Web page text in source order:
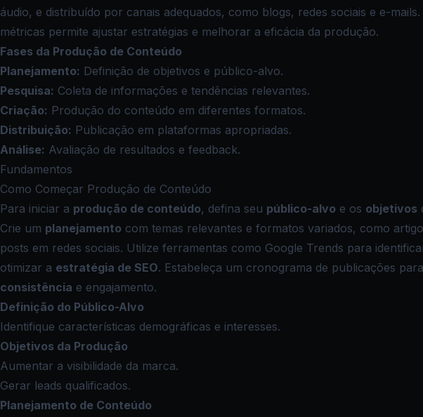
áudio, e distribuído por canais adequados, como blogs, redes sociais e e-mails.
métricas permite ajustar estratégias e melhorar a eficácia da produção.
Fases da Produção de Conteúdo
Planejamento: Definição de objetivos e público-alvo.
Pesquisa: Coleta de informações e tendências relevantes.
Criação: Produção do conteúdo em diferentes formatos.
Distribuição: Publicação em plataformas apropriadas.
Análise: Avaliação de resultados e feedback.
Fundamentos
Como Começar Produção de Conteúdo
Para iniciar a produção de conteúdo, defina seu público-alvo e os objetivos
Crie um planejamento com temas relevantes e formatos variados, como
posts em redes sociais. Utilize ferramentas como Google Trends para
otimizar a estratégia de SEO. Estabeleça um cronograma de publicações
consistência e engajamento.
Definição do Público-Alvo
Identifique características demográficas e interesses.
Objetivos da Produção
Aumentar a visibilidade da marca.
Gerar leads qualificados.
Planejamento de Conteúdo